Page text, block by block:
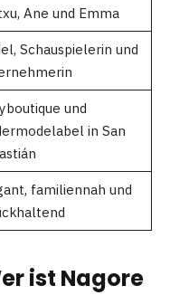
Ane und Emma
Schauspielerin und
und
in San
familiennah und
ist Nagore